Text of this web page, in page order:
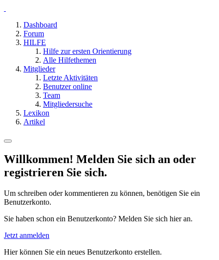
Dashboard
Forum
HILFE
Hilfe zur ersten Orientierung
Alle Hilfethemen
Mitglieder
Letzte Aktivitäten
Benutzer online
Team
Mitgliedersuche
Lexikon
Artikel
Willkommen! Melden Sie sich an oder
registrieren Sie sich.
Um schreiben oder kommentieren zu können, benötigen Sie ein
Benutzerkonto.
Sie haben schon ein Benutzerkonto? Melden Sie sich hier an.
Jetzt anmelden
Hier können Sie ein neues Benutzerkonto erstellen.